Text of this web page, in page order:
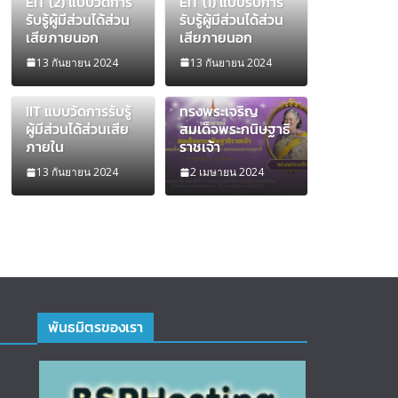
รับรู้ผู้มีส่วนได้ส่วน
เสียภายนอก
13 กันยายน 2024
รับรู้ผู้มีส่วนได้ส่วน
เสียภายนอก
13 กันยายน 2024
IIT แบบวัดการรับรู้
ผู้มีส่วนได้ส่วนเสีย
ภายใน
13 กันยายน 2024
ทรงพระเจริญ
สมเด็จพระกนิษฐาธิ
ราชเจ้า
2 เมษายน 2024
พันธมิตรของเรา